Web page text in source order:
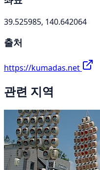
39.525985, 140.642064
출처
https://kumadas.net
관련 지역